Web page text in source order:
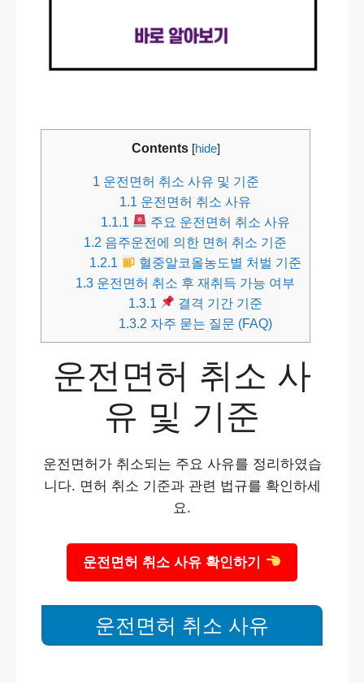
Contents [hide]
1 운전면허 취소 사유 및 기준
1.1 운전면허 취소 사유
1.1.1
주요 운전면허 취소 사유
1.2 음주운전에 의한 면허 취소 기준
1.2.1
혈중알코올농도별 처벌 기준
1.3 운전면허 취소 후 재취득 가능 여부
1.3.1
결격 기간 기준
1.3.2 자주 묻는 질문 (FAQ)
운전면허 취소 사
유 및 기준
운전면허가 취소되는 주요 사유를 정리하였습
니다. 면허 취소 기준과 관련 법규를 확인하세
요.
운전면허 취소 사유 확인하기
운전면허 취소 사유